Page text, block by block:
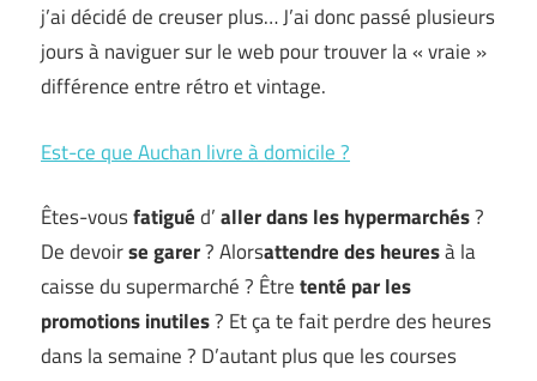
j’ai décidé de creuser plus… J’ai donc passé plusieurs
jours à naviguer sur le web pour trouver la « vraie »
différence entre rétro et vintage.
Est-ce que Auchan livre à domicile ?
Êtes-vousfatiguéd’aller dans les hypermarchés?
De devoirse garer? Alorsattendre des heuresà la
caisse du supermarché ? Êtretenté par les
promotions inutiles? Et ça te fait perdre des heures
dans la semaine ? D’autant plus que les courses